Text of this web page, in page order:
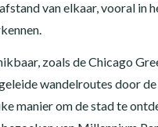
van elkaar, vooral in
zoals de Chicago
wandelroutes door
manier om de stad te